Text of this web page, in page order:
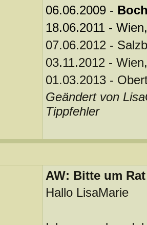
06.06.2009 -
18.06.2011 -
07.06.2012 -
03.11.2012 -
01.03.2013 -
Geändert von
Tippfehler
AW: Bitte um Rat
Hallo LisaMarie